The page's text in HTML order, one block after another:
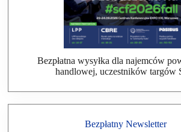
Bezpłatna wysyłka dla najemców
handlowej, uczestników targów
Bezpłatny Newsletter